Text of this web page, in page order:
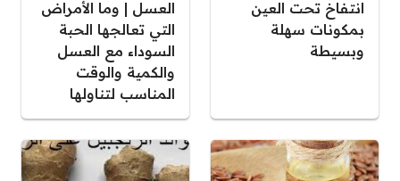
انتفاخ تحت العين
بمكونات سهلة
وبسيطة
العسل | وما الأمراض
التي تعالجها الحبة
السوداء مع العسل
والكمية والوقت
المناسب لتناولها